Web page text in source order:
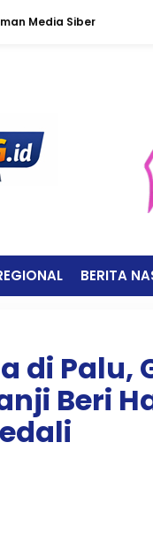
Media Siber
BERITA
di Palu,
Beri